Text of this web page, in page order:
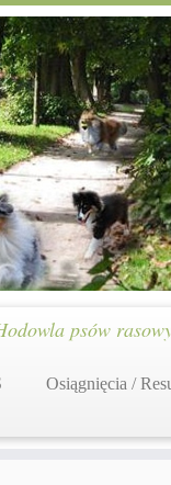
psów
Osiągnięcia /